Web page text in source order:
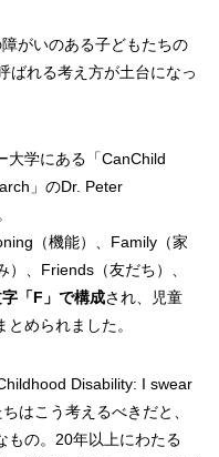
がいのある子どもたちの
ばれる考え方が土台になっ
大学にある「CanChild
」のDr. Peter
（機能）、Family（家
、Friends（友だち）、
「F」で構成され、児童
められました。
Disability: I swear
はこう考えるべきだと、
もの。20年以上にわたる